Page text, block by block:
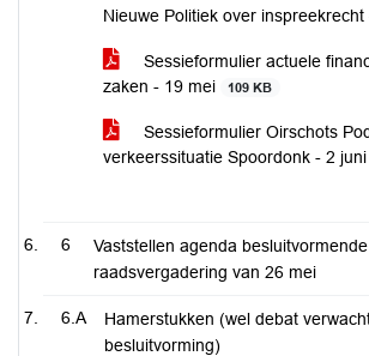
Nieuwe Politiek over
Sessieformulier actuele
zaken - 19 mei
109 KB
Sessieformulier Oirschots
verkeerssituatie Spoordonk - 2 juni
6
Vaststellen agenda besluitvormende
raadsvergadering van 26 mei
6.A
Hamerstukken (wel debat
besluitvorming)